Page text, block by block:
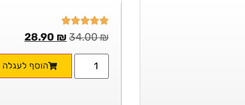
34.00₪
28.90 ₪
הוסף לעגלה